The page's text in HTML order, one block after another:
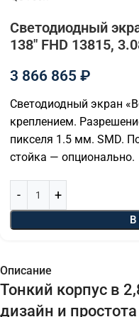
Светодиодный
138" FHD 13815,
3 866 865 ₽
Светодиодный экран
креплением.
пикселя 1.5 мм. SMD.
стойка — опционально.
Описание
Тонкий корпус в
дизайн и